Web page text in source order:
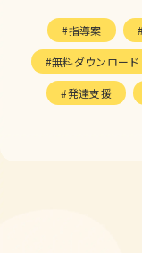
指導案
無料ダウンロード
発達支援